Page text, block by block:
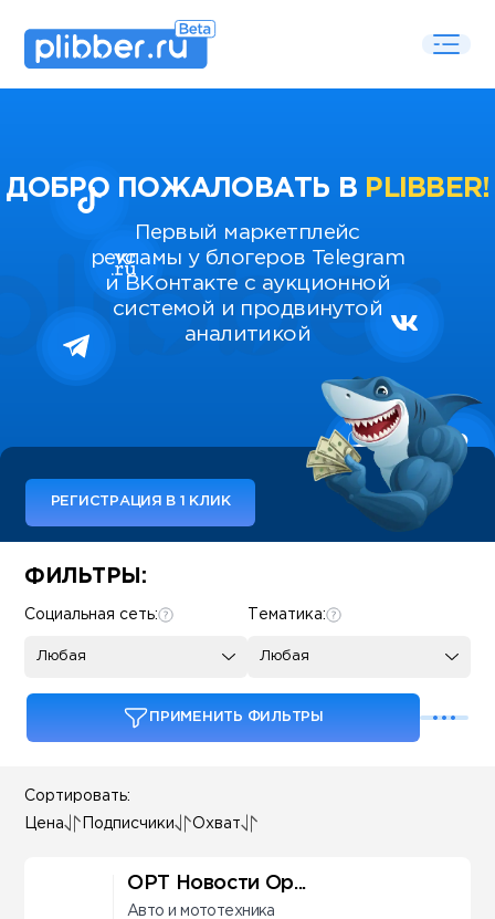
ДОБРО ПОЖАЛОВАТЬ В PLIBBER!
Первый маркетплейс
рекламы у блогеров Telegram
и ВКонтакте с аукционной
системой и продвинутой
аналитикой
РЕГИСТРАЦИЯ В 1 КЛИК
Some SEO Title
ФИЛЬТРЫ:
Тематика:
Любая
Социальная сеть:
Любая
ПРИМЕНИТЬ ФИЛЬТРЫ
Сортировать:
Цена Подписчики Охват
ОРТ Новости Ор...
Авто и мототехника